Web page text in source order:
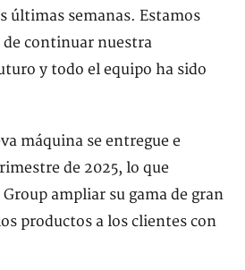
últimas semanas. Estamos
continuar nuestra
y todo el equipo ha sido
máquina se entregue e
de 2025, lo que
ampliar su gama de gran
productos a los clientes con